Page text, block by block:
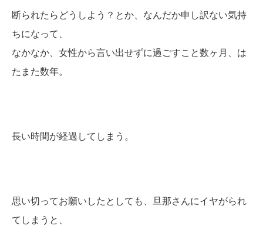
断られたらどうしよう？とか、なんだか申し訳ない気持
ちになって、
なかなか、女性から言い出せずに過ごすこと数ヶ月、は
たまた数年。
長い時間が経過してしまう。
思い切ってお願いしたとしても、旦那さんにイヤがられ
てしまうと、